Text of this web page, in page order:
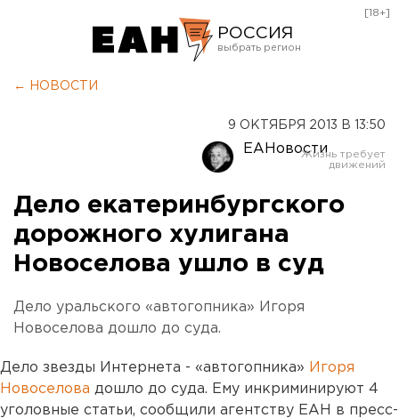
РОССИЯ
Оренбург
[18+]
← НОВОСТИ
9 ОКТЯБРЯ 2013 В 13:50
ЕАНовости
Дело екатеринбургского
дорожного хулигана
Новоселова ушло в суд
Дело уральского «автогопника» Игоря
Новоселова дошло до суда.
Дело звезды Интернета - «автогопника» Игоря
Новоселова дошло до суда. Ему инкриминируют 4
уголовные статьи, сообщили агентству ЕАН в пресс-